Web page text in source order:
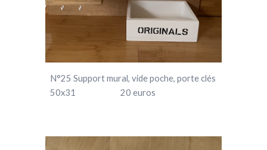
N°25 Support mural, vide poche, porte clés
50x31 20 euros